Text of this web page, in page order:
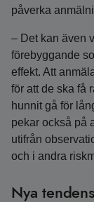
påverka
– Det kan även
förebyggande
effekt. Att
för att de ska få
hunnit gå för
pekar också på
utifrån
och i andra
Nya